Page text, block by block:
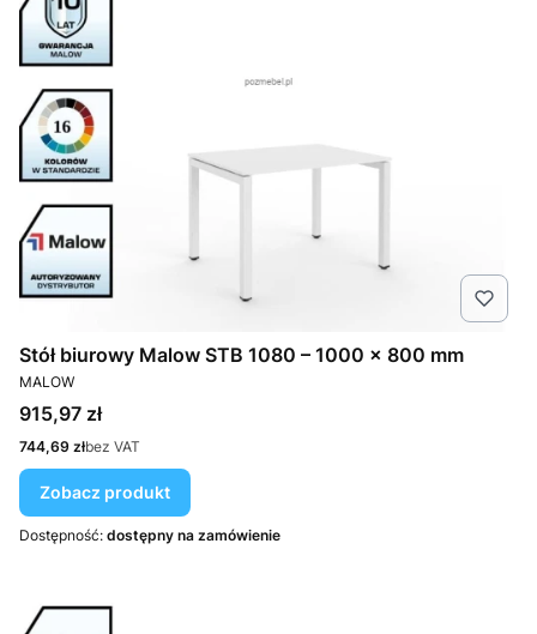
Stół biurowy Malow STB 1080 – 1000 × 800 mm
PRODUCENT
MALOW
Cena
915,97 zł
Cena
744,69 złbez VAT
Zobacz produkt
Dostępność: dostępny na zamówienie